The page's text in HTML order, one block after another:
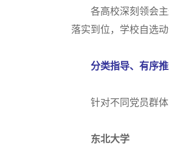
各高校深刻领会主
落实到位，学校自选动
分类指导、有序
针对不同党员群体
东北大学